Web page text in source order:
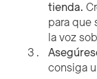
tienda.
para que
la voz
consiga